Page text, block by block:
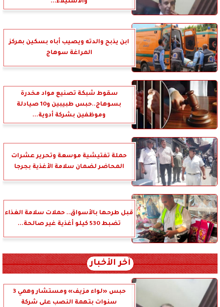
والاستيلاء...
ابن يذبح والدته ويصيب أباه بسكين بمركز
المراغة سوهاج
سقوط شبكة تصنيع مواد مخدرة
بسوهاج..حبس طبيبين و10 صيادلة
وموظفين بشركة أدوية...
حملة تفتيشية موسعة وتحرير عشرات
المحاضر لضمان سلامة الأغذية بجرجا
قبل طرحها بالأسواق.. حملات سلامة الغذاء
تضبط 530 كيلو أغذية غير صالحة...
آخر الأخبار
حبس «لواء مزيف» ومستشار وهمي 3
سنوات بتهمة النصب على شركة